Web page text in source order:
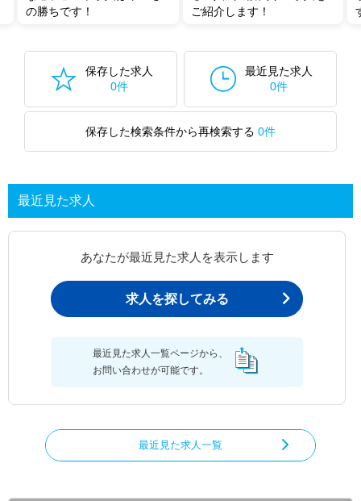
の勝ちです！
ご紹介します！
保存した求人
0件
最近見た求人
0件
保存した検索条件から再検索する 0件
最近見た求人
あなたが最近見た求人を表示します
求人を探してみる
最近見た求人一覧ページから、
お問い合わせが可能です。
最近見た求人一覧